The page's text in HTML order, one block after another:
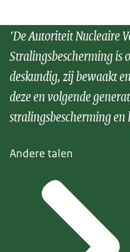
'De Autoriteit Nucleaire
Stralingsbescherming is
deskundig, zij bewaakt
deze en volgende
stralingsbescherming
Andere talen